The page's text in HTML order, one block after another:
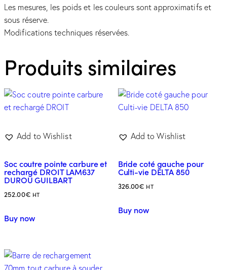
Les mesures, les poids et les couleurs sont approximatifs et
sous réserve.
Modifications techniques réservées.
Produits similaires
Add to Wishlist
Soc coutre pointe carbure et
rechargé DROIT LAM637
DUROU GUILBART
252.00€ HT
Buy now
Add to Wishlist
Bride coté gauche pour
Culti-vie DELTA 850
326.00€ HT
Buy now